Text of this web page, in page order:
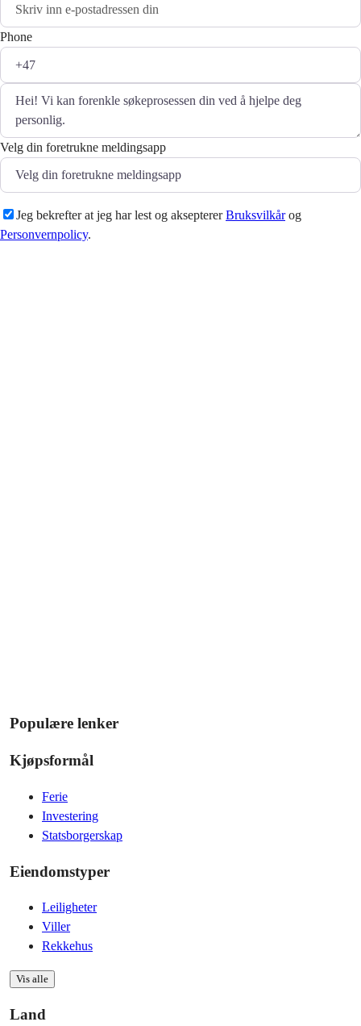
Phone
Velg din foretrukne meldingsapp
Jeg bekrefter at jeg har lest og akseptererBruksvilkårog
Personvernpolicy.
Populære lenker
Kjøpsformål
Ferie
Investering
Statsborgerskap
Eiendomstyper
Leiligheter
Viller
Rekkehus
Vis alle
Land